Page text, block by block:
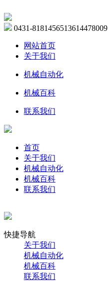
0431-8181456513614478009
网站首页
关于我们
机械自动化
机械百科
联系我们
首页
关于我们
机械自动化
机械百科
联系我们
快捷导航
关于我们
机械自动化
机械百科
联系我们